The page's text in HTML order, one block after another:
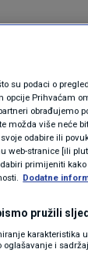
su podaci o
opcije Prihvaćam
obrađujemo
možda više neće
odabire ili
web-stranice [ili
primijeniti
Dodatne
pružili
karakteristika
i